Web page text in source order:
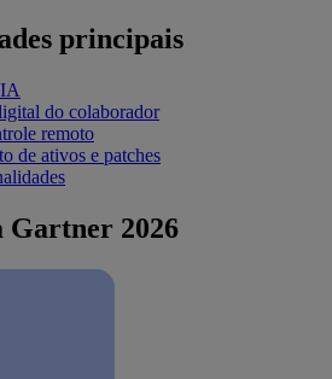
principais
do colaborador
remoto
de ativos e patches
Gartner 2026